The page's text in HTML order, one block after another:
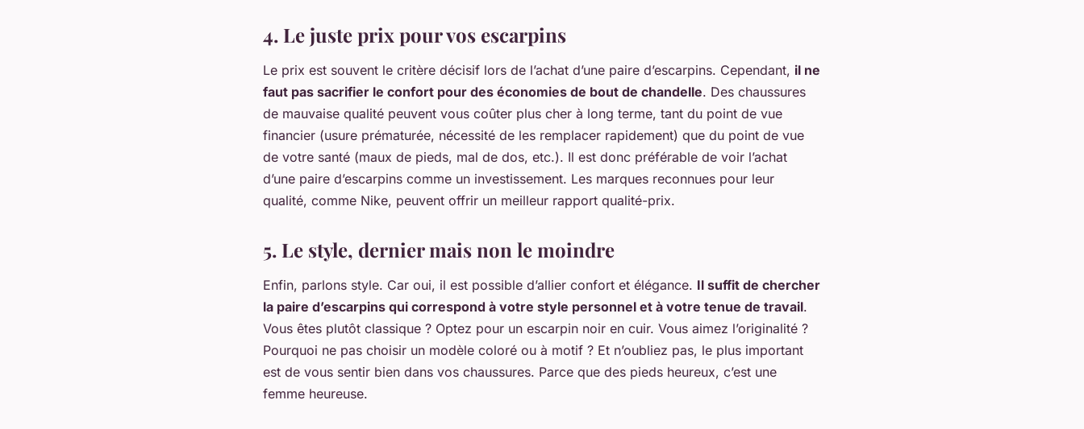
4. Le juste prix pour vos escarpins
Le prix est souvent le critère décisif lors de l’achat d’une paire d’escarpins. Cependant, il ne
faut pas sacrifier le confort pour des économies de bout de chandelle. Des chaussures
de mauvaise qualité peuvent vous coûter plus cher à long terme, tant du point de vue
financier (usure prématurée, nécessité de les remplacer rapidement) que du point de vue
de votre santé (maux de pieds, mal de dos, etc.). Il est donc préférable de voir l’achat
d’une paire d’escarpins comme un investissement. Les marques reconnues pour leur
qualité, comme Nike, peuvent offrir un meilleur rapport qualité-prix.
5. Le style, dernier mais non le moindre
Enfin, parlons style. Car oui, il est possible d’allier confort et élégance. Il suffit de chercher
la paire d’escarpins qui correspond à votre style personnel et à votre tenue de travail.
Vous êtes plutôt classique ? Optez pour un escarpin noir en cuir. Vous aimez l’originalité ?
Pourquoi ne pas choisir un modèle coloré ou à motif ? Et n’oubliez pas, le plus important
est de vous sentir bien dans vos chaussures. Parce que des pieds heureux, c’est une
femme heureuse.